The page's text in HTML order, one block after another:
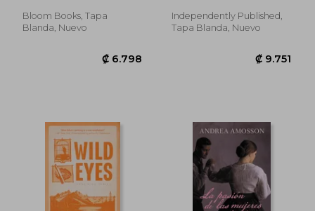
₡ 36.777
Bloom Books, Tapa
Blanda, Nuevo
Independently Published,
Tapa Blanda, Nuevo